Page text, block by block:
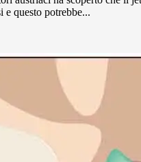
questo potrebbe...